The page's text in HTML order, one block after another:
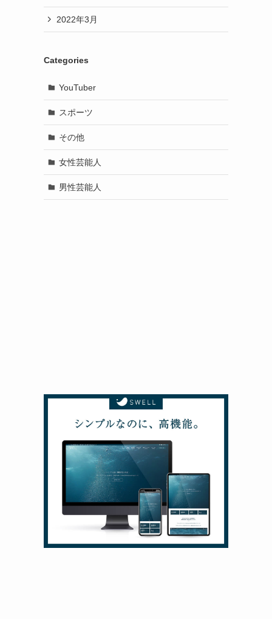
2022年3月
Categories
YouTuber
スポーツ
その他
女性芸能人
男性芸能人